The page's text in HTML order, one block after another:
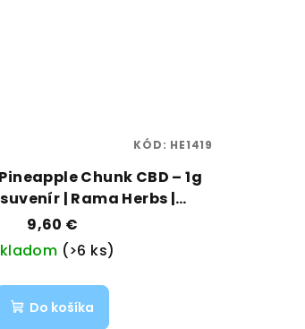
Chunk CBD – 1g
| Rama Herbs |
Vaporama
9,60 €
(>6 ks)
Do košíka
KÓD: HE1419